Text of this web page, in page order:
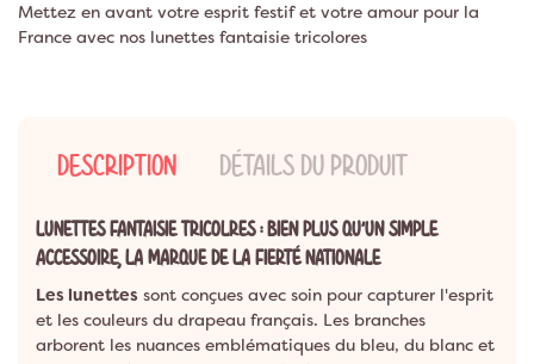
Mettez en avant votre esprit festif et votre amour pour la
France avec nos lunettes fantaisie tricolores
DESCRIPTION DÉTAILS DU PRODUIT
LUNETTES FANTAISIE TRICOLRES : BIEN PLUS QU'UN SIMPLE
ACCESSOIRE, LA MARQUE DE LA FIERTÉ NATIONALE
Les lunettes sont conçues avec soin pour capturer l'esprit
et les couleurs du drapeau français. Les branches
arborent les nuances emblématiques du bleu, du blanc et